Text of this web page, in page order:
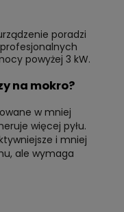
poradzi
powyżej 3 kW.
na mokro?
w mniej
więcej pyłu.
i mniej
ale wymaga